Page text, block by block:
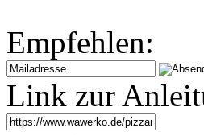
Empfehlen:
Link zur